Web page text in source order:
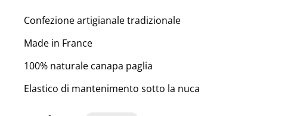
Confezione artigianale tradizionale
Made in France
100% naturale canapa paglia
Elastico di mantenimento sotto la nuca